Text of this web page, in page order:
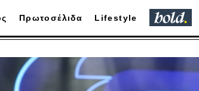
Πρωτοσέλιδα Lifestyle